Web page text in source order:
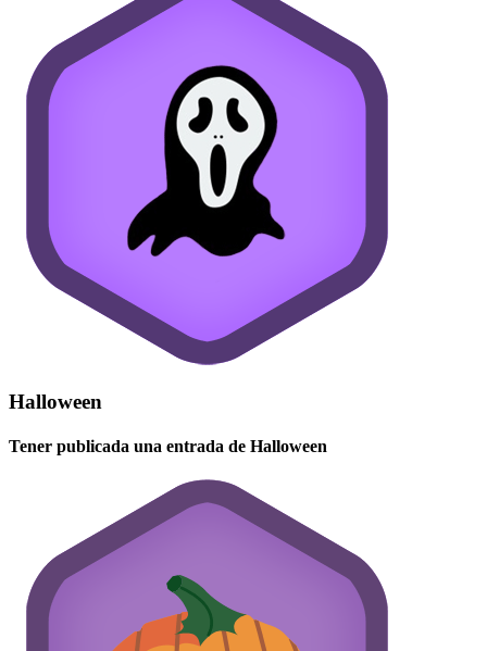
Halloween
Tener publicada una entrada de Halloween